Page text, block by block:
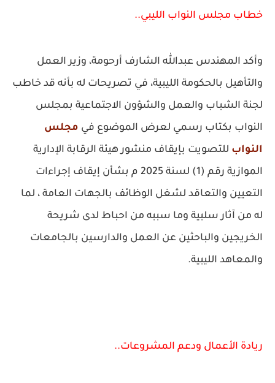
خطاب مجلس النواب الليبي..
وأكد المهندس عبدالله الشارف أرحومة، وزير العمل
والتأهيل بالحكومة الليبية، في تصريحات له بأنه قد خاطب
لجنة الشباب والعمل والشؤون الاجتماعية بمجلس
النواب بكتاب رسمي لعرض الموضوع في مجلس
النواب للتصويت بإيقاف منشور هيئة الرقابة الإدارية
الموازية رقم (1) لسنة 2025 م بشأن إيقاف إجراءات
التعيين والتعاقد لشغل الوظائف بالجهات العامة ، لما
له من آثار سلبية وما سببه من احباط لدى شريحة
الخريجين والباحثين عن العمل والدارسين بالجامعات
والمعاهد الليبية.
ريادة الأعمال ودعم المشروعات..